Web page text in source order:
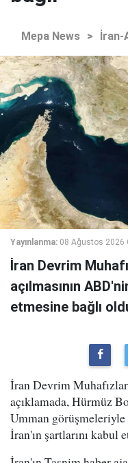
Mepa News > İran-
Yayınlanma: 08 Ağustos 2026
İran Devrim
açılmasının
etmesine bağlı
İran Devrim
açıklamada, Hürmüz
Umman görüşmeleriyle
İran'ın şartlarını kabul